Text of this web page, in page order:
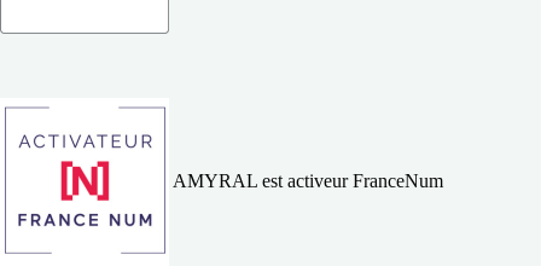
AMYRAL est activeur FranceNum